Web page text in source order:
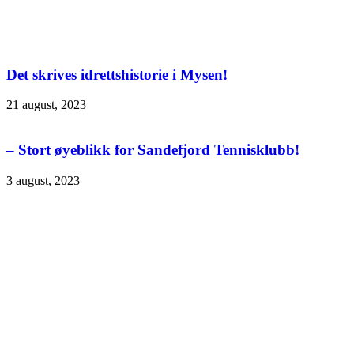
Det skrives idrettshistorie i Mysen!
21 august, 2023
– Stort øyeblikk for Sandefjord Tennisklubb!
3 august, 2023